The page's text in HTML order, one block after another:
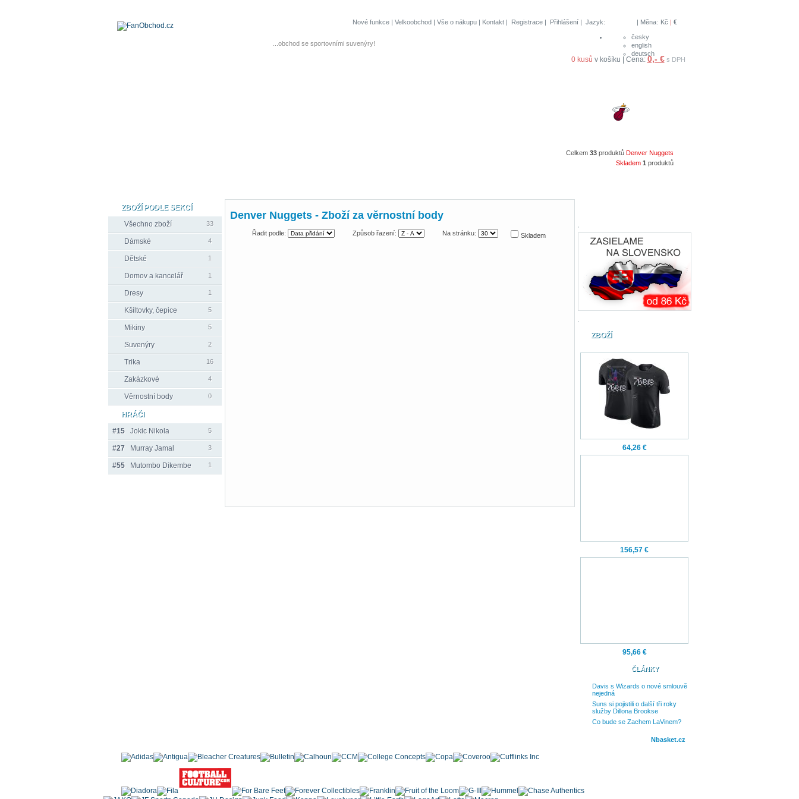
...obchod se sportovními suvenýry!
Nové funkce| Velkoobchod| Vše o nákupu| Kontakt| Registrace| Přihlášení| Jazyk:
česky
english
deutsch
| Měna: Kč | €
0 kusů v košíku | Cena: 0,- € s DPH
Celkem 33produktů Denver Nuggets
Skladem 1 produktů
ZBOŽÍ PODLE SEKCÍ
Všechno zboží
33
Dámské 4
Dětské 1
Domov a kancelář 1
Dresy 1
Kšiltovky, čepice 5
Mikiny 5
Suvenýry 2
Trika 16
Zakázkové 4
Věrnostní body 0
HRÁČI
#15
Jokic Nikola 5
#27 Murray Jamal 3
#55 Mutombo Dikembe 1
Denver Nuggets - Zboží za věrnostní body
Řadit podle: Způsob řazení: Na stránku: Skladem
ZBOŽÍ
64,26 €
156,57 €
95,66 €
ČLÁNKY
Davis s Wizards o nové smlouvě
nejedná
Suns si pojistili o další tři roky
služby Dillona Brookse
Co bude se Zachem LaVinem?
Nbasket.cz